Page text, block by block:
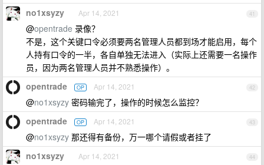
41
no1xsyzy Apr 14, 2021
@opentrade 录像？
不是，这个关键口令必须要两名管理人员都到场才能启用，每个
人持有口令的一半，各自单独无法进入（实际上还需要一名操作
员，因为两名管理人员并不熟悉操作）。
42
opentrade OP Apr 14, 2021
@no1xsyzy 密码输完了，操作的时候怎么监控？
43
opentrade OP Apr 14, 2021
@no1xsyzy 那还得有备份，万一哪个请假或者挂了
44
no1xsyzy Apr 14, 2021